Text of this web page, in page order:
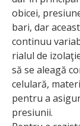
obicei,
bari, dar
continuu
rialul de
să se aleagă
celulară,
pentru a
presiunii.